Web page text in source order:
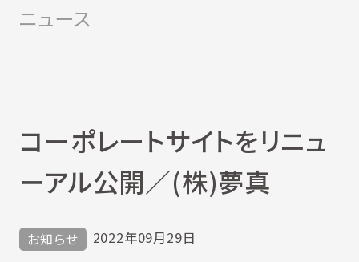
ニュース
コーポレートサイトをリニュ
ーアル公開／(株)夢真
お知らせ 2022年09月29日